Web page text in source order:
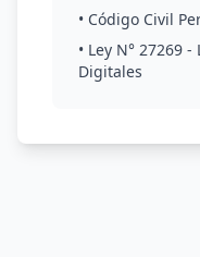
• Código Civil
• Ley N° 27269
Digitales